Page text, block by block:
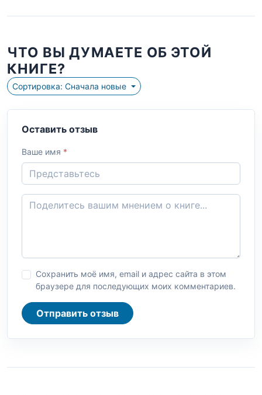
ЧТО ВЫ ДУМАЕТЕ ОБ ЭТОЙ
КНИГЕ?
Сортировка: Сначала новые
Оставить отзыв
Ваше имя *
Сохранить моё имя, email и адрес сайта в этом
браузере для последующих моих комментариев.
Отправить отзыв